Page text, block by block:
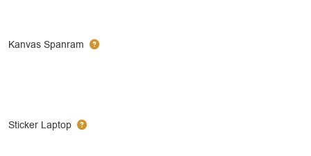
Kanvas Spanram
Sticker Laptop